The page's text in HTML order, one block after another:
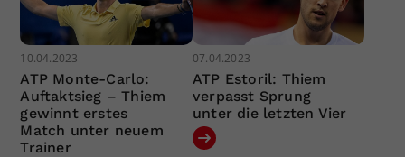
10.04.2023
ATP Monte-Carlo:
Auftaktsieg – Thiem
gewinnt erstes
Match unter neuem
Trainer
07.04.2023
ATP Estoril: Thiem
verpasst Sprung
unter die letzten Vier